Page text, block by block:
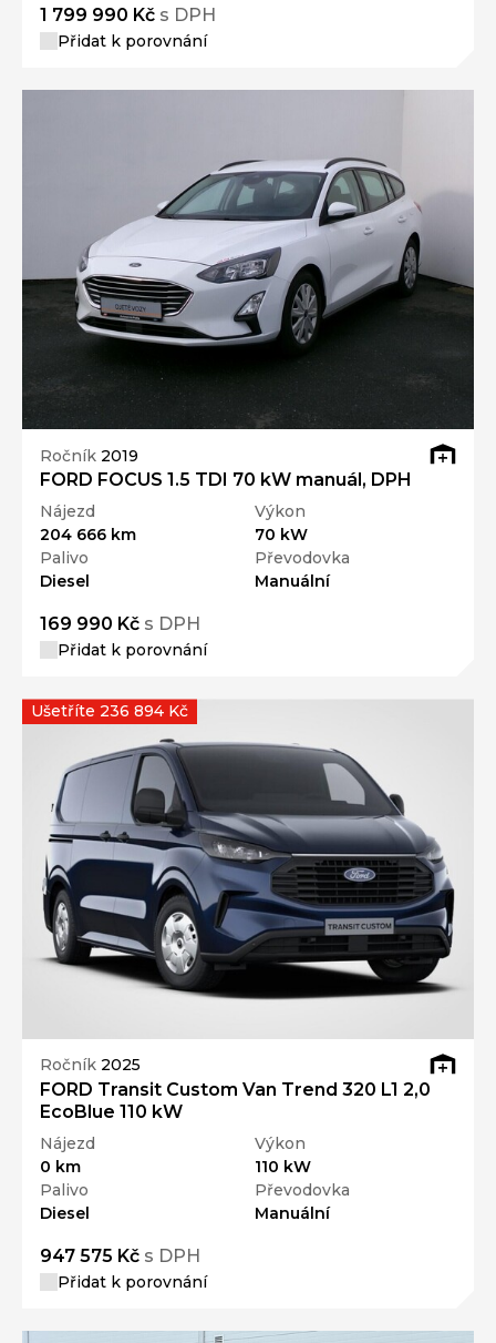
1 799 990 Kč s DPH
Přidat k porovnání
Ročník 2019
FORD FOCUS 1.5 TDI 70 kW manuál, DPH
Nájezd
204 666 km
Výkon
70 kW
Palivo
Diesel
Převodovka
Manuální
169 990 Kč s DPH
Přidat k porovnání
Ročník 2025
FORD Transit Custom Van Trend 320 L1 2,0
EcoBlue 110 kW
Nájezd
0 km
Výkon
110 kW
Palivo
Diesel
Převodovka
Manuální
947 575 Kč s DPH
Přidat k porovnání
Ušetříte 236 894 Kč